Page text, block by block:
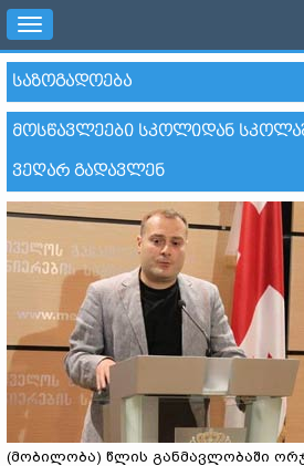
Toggle
navigation
ᲡᲐᲖᲝᲒᲐᲓᲝᲔᲑᲐ
ᲛᲝᲡᲬᲐᲕᲚᲔᲔᲑᲘ ᲡᲙᲝᲚᲘᲓᲐᲜ
ᲕᲔᲦᲐᲠ ᲒᲐᲓᲐᲕᲚᲔᲜ
(მობილობა) წლის განმავლობაში